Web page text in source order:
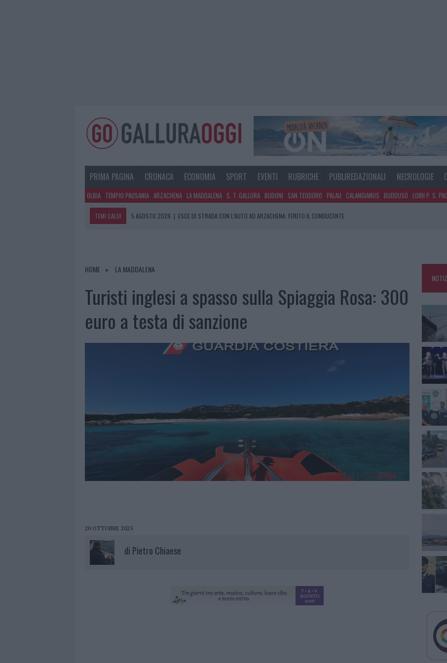
PRIMA PAGINA CRONACA ECONOMIA SPORT EVENTI RUBRICHE PUBLIREDAZIONALI NECROLOGIE
OLBIA TEMPIO PAUSANIA ARZACHENA LA MADDALENA S. T. GALLURA BUDONI SAN TEODORO PALAU CALANGIANUS BUDDUSÒ LOIRI P. S.
TEMI CALDI 5 AGOSTO 2026 | TURISTE SI PERDONO A TAVOLARA: SALVATE DAI VIGILI DEL FUOCO
5 AGOSTO 2026 | “SUL FILO DEL DISCORSO”: SOLD OUT AD OLBIA PER IL READING SU ATZENI
5 AGOSTO 2026
ESCE DI STRADA CON L’AUTO AD ARZACHENA: FERITO IL CONDUCENTE
HOME LA MADDALENA
Turisti inglesi a spasso sulla Spiaggia Rosa: 300
euro a testa di sanzione
20 OTTOBRE 2025
di Pietro Chiaese